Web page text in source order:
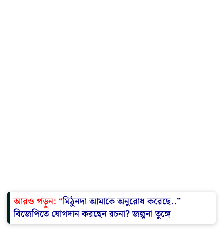
আরও পড়ুন: “মিঠুনদা আমাকে অনুরোধ করেছে..”
বিজেপিতে যোগদান করছেন রচনা? জল্পনা তুঙ্গে